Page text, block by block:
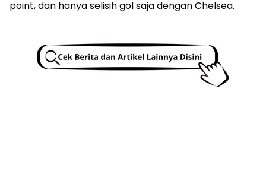
point, dan hanya selisih gol saja dengan Chelsea.